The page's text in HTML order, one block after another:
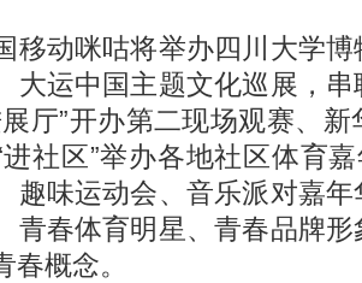
动咪咕将举办四川大学博
大运中国主题文化巡展，
厅”开办第二现场观赛、
社区”举办各地社区体育
趣味运动会、音乐派对嘉
青春体育明星、青春品牌
概念。